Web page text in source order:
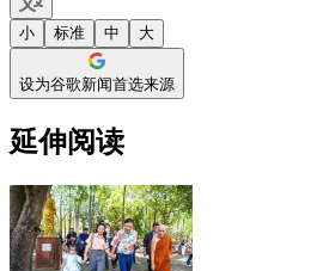
小 标准 中 大
设为谷歌新闻首选来源
延伸阅读